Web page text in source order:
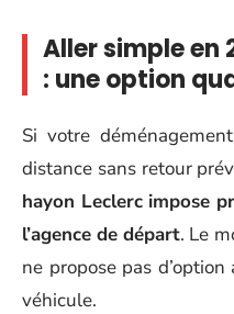
Aller simple en
: une option
Si votre
distance sans retour
hayon Leclerc impose
l’agence de départ. Le
ne propose pas
véhicule.